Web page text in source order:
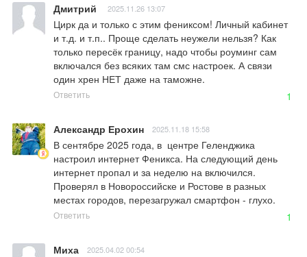
Дмитрий 2025.11.26 13:07
Цирк да и только с этим фениксом! Личный кабинет
и т.д. и т.п.. Проще сделать неужели нельзя? Как
только пересёк границу, надо чтобы роуминг сам
включался без всяких там смс настроек. А связи
один хрен НЕТ даже на таможне.
Ответить 1
Александр Ерохин 2025.11.18 15:58
В сентябре 2025 года, в  центре Геленджика
настроил интернет Феникса. На следующий день
интернет пропал и за неделю на включился.
Проверял в Новороссийске и Ростове в разных
местах городов, перезагружал смартфон - глухо.
Ответить 1
Миха 2025.04.02 00:54